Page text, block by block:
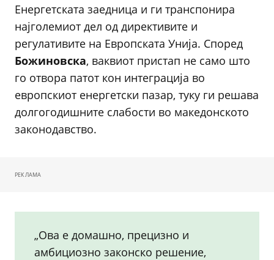
Енергетската заедница и ги транспонира
најголемиот дел од директивите и
регулативите на Европската Унија. Според
Божиновска, ваквиот пристап не само што
го отвора патот кон интеграција во
европскиот енергетски пазар, туку ги решава
долгогодишните слабости во македонското
законодавство.
РЕКЛАМА
„Ова е домашно, прецизно и
амбициозно законско решение,